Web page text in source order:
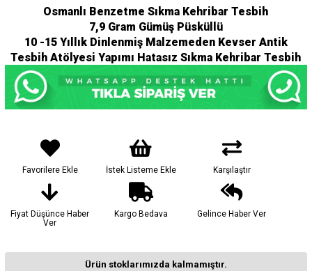
Osmanlı Benzetme Sıkma Kehribar Tesbih
7,9 Gram Gümüş Püsküllü
10 -15 Yıllık Dinlenmiş Malzemeden Kevser Antik
Tesbih Atölyesi Yapımı Hatasız Sıkma Kehribar Tesbih
Favorilere Ekle İstek Listeme Ekle Karşılaştır
Fiyat Düşünce Haber
Ver
Kargo Bedava Gelince Haber Ver
Ürün stoklarımızda kalmamıştır.